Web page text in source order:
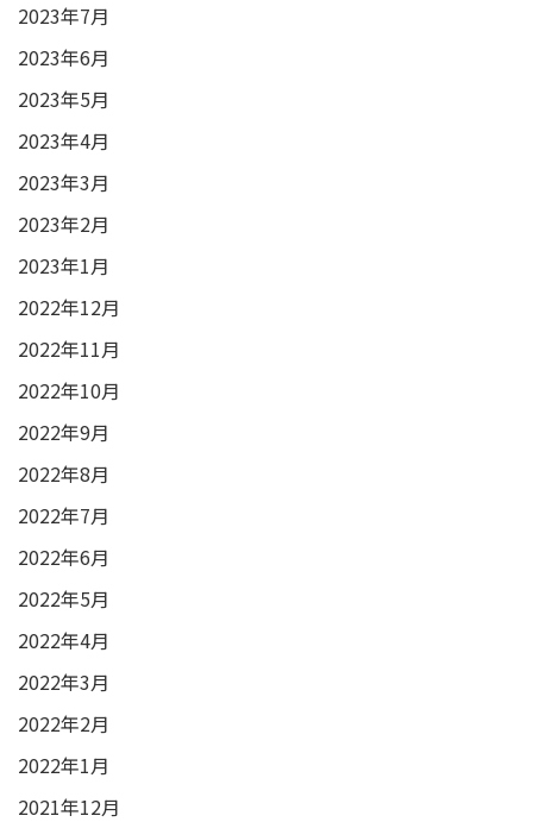
2023年7月
2023年6月
2023年5月
2023年4月
2023年3月
2023年2月
2023年1月
2022年12月
2022年11月
2022年10月
2022年9月
2022年8月
2022年7月
2022年6月
2022年5月
2022年4月
2022年3月
2022年2月
2022年1月
2021年12月